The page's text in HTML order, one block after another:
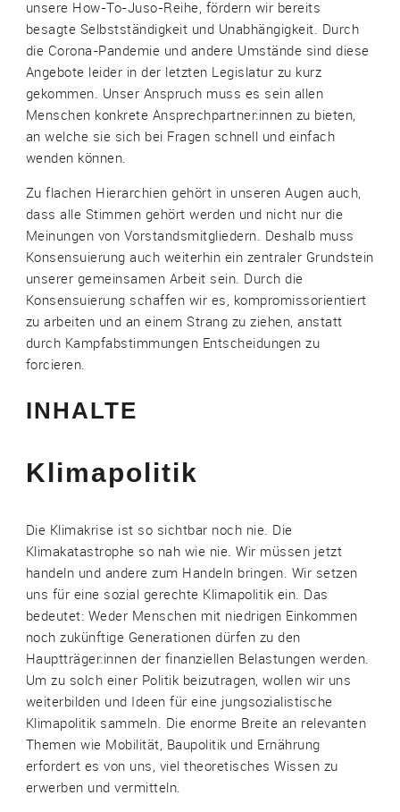
unsere How-To-Juso-Reihe, fördern wir bereits
besagte Selbstständigkeit und Unabhängigkeit. Durch
die Corona-Pandemie und andere Umstände sind diese
Angebote leider in der letzten Legislatur zu kurz
gekommen. Unser Anspruch muss es sein allen
Menschen konkrete Ansprechpartner:innen zu bieten,
an welche sie sich bei Fragen schnell und einfach
wenden können.
Zu flachen Hierarchien gehört in unseren Augen auch,
dass alle Stimmen gehört werden und nicht nur die
Meinungen von Vorstandsmitgliedern. Deshalb muss
Konsensuierung auch weiterhin ein zentraler Grundstein
unserer gemeinsamen Arbeit sein. Durch die
Konsensuierung schaffen wir es, kompromissorientiert
zu arbeiten und an einem Strang zu ziehen, anstatt
durch Kampfabstimmungen Entscheidungen zu
forcieren.
INHALTE
Klimapolitik
Die Klimakrise ist so sichtbar noch nie. Die
Klimakatastrophe so nah wie nie. Wir müssen jetzt
handeln und andere zum Handeln bringen. Wir setzen
uns für eine sozial gerechte Klimapolitik ein. Das
bedeutet: Weder Menschen mit niedrigen Einkommen
noch zukünftige Generationen dürfen zu den
Hauptträger:innen der finanziellen Belastungen werden.
Um zu solch einer Politik beizutragen, wollen wir uns
weiterbilden und Ideen für eine jungsozialistische
Klimapolitik sammeln. Die enorme Breite an relevanten
Themen wie Mobilität, Baupolitik und Ernährung
erfordert es von uns, viel theoretisches Wissen zu
erwerben und vermitteln.